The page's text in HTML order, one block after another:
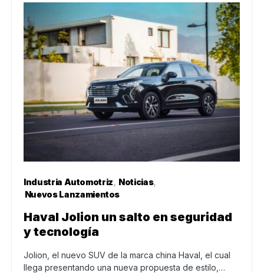
Industria Automotriz
Noticias
Nuevos Lanzamientos
Haval Jolion un salto en seguridad
y tecnología
Jolion, el nuevo SUV de la marca china Haval, el cual
llega presentando una nueva propuesta de estilo,…